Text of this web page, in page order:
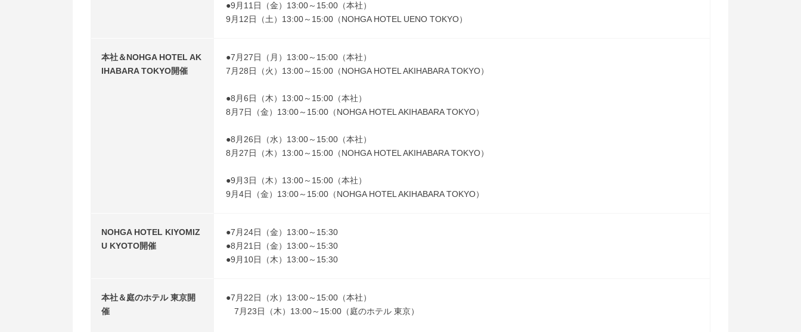
●9月11日（金）13:00～15:00（本社）
9月12日（土）13:00～15:00（NOHGA HOTEL UENO TOKYO）
本社＆NOHGA HOTEL AK
IHABARA TOKYO開催
●7月27日（月）13:00～15:00（本社）
7月28日（火）13:00～15:00（NOHGA HOTEL AKIHABARA TOKYO）
●8月6日（木）13:00～15:00（本社）
8月7日（金）13:00～15:00（NOHGA HOTEL AKIHABARA TOKYO）
●8月26日（水）13:00～15:00（本社）
8月27日（木）13:00～15:00（NOHGA HOTEL AKIHABARA TOKYO）
●9月3日（木）13:00～15:00（本社）
9月4日（金）13:00～15:00（NOHGA HOTEL AKIHABARA TOKYO）
NOHGA HOTEL KIYOMIZ
U KYOTO開催
●7月24日（金）13:00～15:30
●8月21日（金）13:00～15:30
●9月10日（木）13:00～15:30
本社＆庭のホテル 東京開
催
●7月22日（水）13:00～15:00（本社）
7月23日（木）13:00～15:00（庭のホテル 東京）